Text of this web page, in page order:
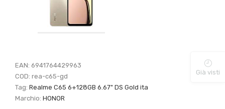
EAN: 6941764429963
COD:rea-c65-gd
Tag:Realme C65 6+128GB 6.67" DS Gold ita
Marchio:HONOR
Già visti